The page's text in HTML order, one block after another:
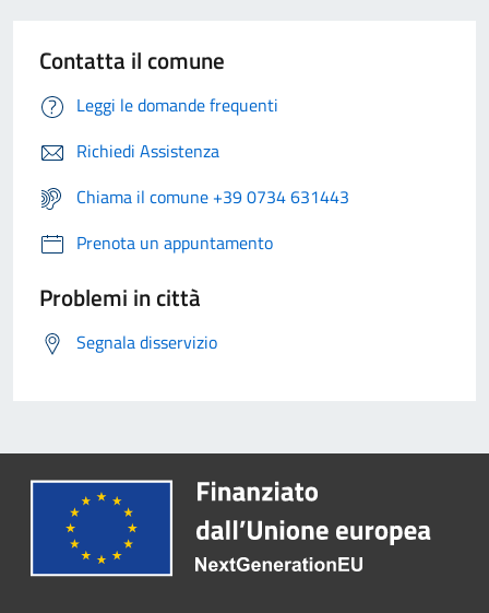
Contatta il comune
Leggi le domande frequenti
Richiedi Assistenza
Chiama il comune +39 0734 631443
Prenota un appuntamento
Problemi in città
Segnala disservizio